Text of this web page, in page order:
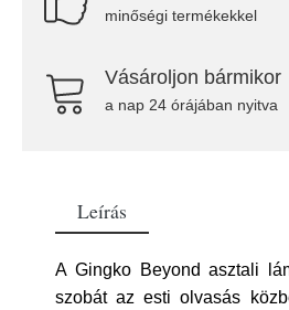
minőségi termékekkel
Vásároljon bármikor
a nap 24 órájában nyitva
Leírás
A Gingko Beyond asztali
szobát az esti olvasás